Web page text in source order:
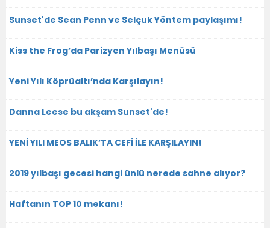
Sunset'de Sean Penn ve Selçuk Yöntem paylaşımı!
Kiss the Frog’da Parizyen Yılbaşı Menüsü
Yeni Yılı Köprüaltı’nda Karşılayın!
Danna Leese bu akşam Sunset'de!
YENİ YILI MEOS BALIK’TA CEFİ İLE KARŞILAYIN!
2019 yılbaşı gecesi hangi ünlü nerede sahne alıyor?
Haftanın TOP 10 mekanı!